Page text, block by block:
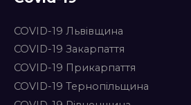
COVID-19 Львівщина
COVID-19 Закарпаття
COVID-19 Прикарпаття
COVID-19 Тернопільщина